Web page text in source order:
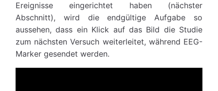
Ereignisse eingerichtet haben (nächster
Abschnitt), wird die endgültige Aufgabe so
aussehen, dass ein Klick auf das Bild die Studie
zum nächsten Versuch weiterleitet, während EEG-
Marker gesendet werden.